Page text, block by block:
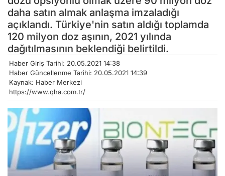
daha satın almak anlaşma imzaladığı
açıklandı. Türkiye'nin satın aldığı toplamda
120 milyon doz aşının, 2021 yılında
dağıtılmasının beklendiği belirtildi.
Haber Giriş Tarihi: 20.05.2021 14:38
Haber Güncellenme Tarihi: 20.05.2021 14:39
Kaynak: Haber Merkezi
https://www.qha.com.tr/